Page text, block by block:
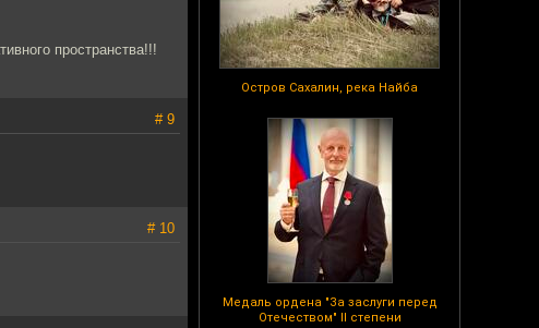
Остров Сахалин, река Найба
Медаль ордена "За заслуги перед
Отечеством" II степени
пространства!!!
# 9
# 10